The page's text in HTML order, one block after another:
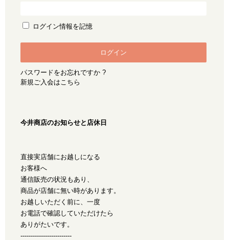
ログイン情報を記憶
パスワードをお忘れですか ?
新規ご入会はこちら
今井商店のお知らせと店休日
直接実店舗にお越しになる
お客様へ
通信販売の状況もあり、
商品が店舗に無い時があります。
お越しいただく前に、一度
お電話で確認していただけたら
ありがたいです。
-------------------------